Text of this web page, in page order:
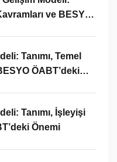
ve BESYO-
Tanımı, Temel
ÖABT’deki
Tanımı, İşleyişi
Önemi